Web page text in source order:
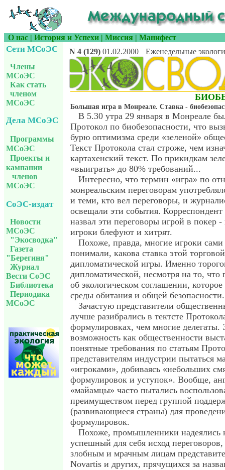
О нас | История и Успехи | Миссия | Манифест
Сети МСоЭС
Члены
МСоЭС
Как стать
членом
МСоЭС
Дела МСоЭС
Программы
МСоЭС
Проекты и
кампании
членов
МСоЭС
СоЭС-издат
Новости
МСоЭС
"Экосводка"
Газета
"Берегиня"
Журнал
Вести СоЭС
Библиотека
Периодика
МСоЭС
N 4 (129) 01.02.2000 Еженедельные
Большая игра в Монреале. Ставка -
В 5.30 утра 29 января в Монреале
Протокол по биобезопасности, что
бурю оптимизма среди «зеленой»
Текст Протокола стал строже, чем
картахенский текст. По прикидкам
«выиграть» до 80% требований...
Интересно, что термин «игра» по
монреальским переговорам
и теми, кто вел переговоры, и
освещали эти события.
назвал эти переговоры игрой в покер -
игроки блефуют и хитрят.
Похоже, правда, многие игроки сами
понимали, какова ставка этой
дипломатической игры. Именно
дипломатической, несмотря на то,
об экологическом соглашении,
среды обитания и общей безопасности.
Зачастую представители
лучше разибрались в тектсте
формулировках, чем многие делегаты.
возможность как общественности
понятные требования по статьям
представителям индустрии пытаться
«игроками», добиваясь «небольших
формулировок и уступок». Вообще,
«майамцы» часто пытались
преимуществом перед группой
(развивающиеся страны) для
формулировок.
Похоже, промышленники надеялись
успешный для себя исход переговоров,
злобным и мрачным лицам
Novartis и других, прячущихся за